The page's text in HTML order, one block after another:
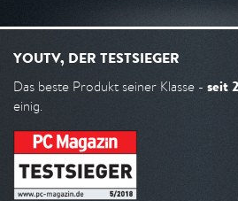
YOUTV, DER TESTSIEGER
Das beste Produkt seiner Klasse - seit
einig.